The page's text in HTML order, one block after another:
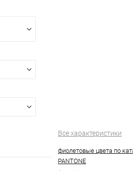
Все характеристики
фиолетовые цвета по
PANTONE